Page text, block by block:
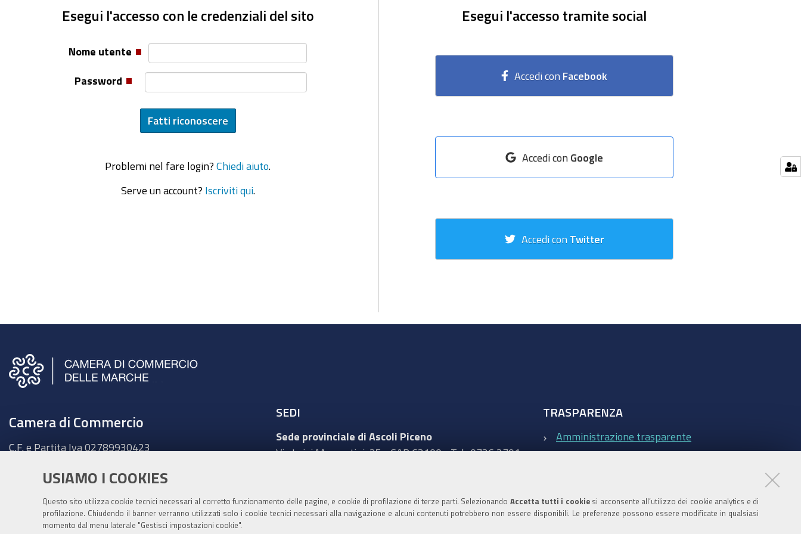
USIAMO I COOKIES
Questo sito utilizza cookie tecnici necessari al corretto funzionamento delle pagine, e cookie di profilazione di terze parti. Selezionando Accetta tutti i cookiesi acconsente all’utilizzo dei cookie analytics e di
profilazione. Chiudendo il banner verranno utilizzati solo i cookie tecnici necessari alla navigazione e alcuni contenuti potrebbero non essere disponibili. Le preferenze possono essere modificate in qualsiasi
momento dal menu laterale "Gestisci impostazioni cookie".
Esegui l'accesso con le credenziali del sito
Nome utente
Password
Problemi nel fare login? Chiedi aiuto
Serve un account? Iscriviti qui.
Esegui l'accesso tramite social
Accedi con Facebook
Accedi con Google
Accedi con Twitter
Camera di Commercio
C.F. e Partita Iva 02789930423
Ancona - Largo XXIV Maggio, 1 - CAP 60123
Fatt. elettronica - Cod. univoco:UFKY7Z
cciaa@pec.marche.camcom.it
SEDI
Sede provinciale di Ascoli Piceno
Via Luigi Mercantini, 25 - CAP 63100 - Tel.: 0736 2791
Sede provinciale di Macerata
TRASPARENZA
Amministrazione trasparente